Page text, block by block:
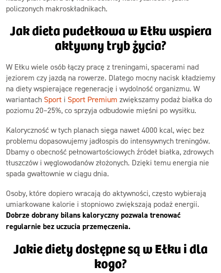
policzonych makroskładnikach.
Jak dieta pudełkowa w Ełku wspiera
aktywny tryb życia?
W Ełku wiele osób łączy pracę z treningami, spacerami nad
jeziorem czy jazdą na rowerze. Dlatego mocny nacisk kładziemy
na diety wspierające regenerację i wydolność organizmu. W
wariantach Sport i Sport Premium zwiększamy podaż białka do
poziomu 20–25%, co sprzyja odbudowie mięśni po wysiłku.
Kaloryczność w tych planach sięga nawet 4000 kcal, więc bez
problemu dopasowujemy jadłospis do intensywnych treningów.
Dbamy o obecność pełnowartościowych źródeł białka, zdrowych
tłuszczów i węglowodanów złożonych. Dzięki temu energia nie
spada gwałtownie w ciągu dnia.
Osoby, które dopiero wracają do aktywności, często wybierają
umiarkowane kalorie i stopniowo zwiększają podaż energii.
Dobrze dobrany bilans kaloryczny pozwala trenować
regularnie bez uczucia przemęczenia.
Jakie diety dostępne są w Ełku i dla
kogo?